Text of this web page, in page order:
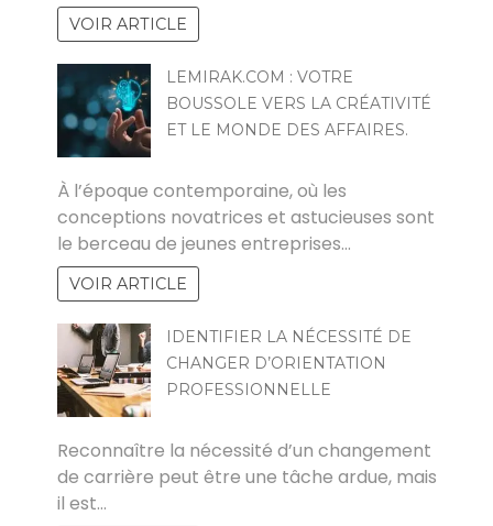
VOIR ARTICLE
LEMIRAK.COM : VOTRE
BOUSSOLE VERS LA CRÉATIVITÉ
ET LE MONDE DES AFFAIRES.
À l’époque contemporaine, où les
conceptions novatrices et astucieuses sont
le berceau de jeunes entreprises…
VOIR ARTICLE
IDENTIFIER LA NÉCESSITÉ DE
CHANGER D’ORIENTATION
PROFESSIONNELLE
Reconnaître la nécessité d’un changement
de carrière peut être une tâche ardue, mais
il est…